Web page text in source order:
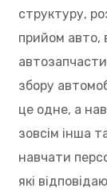
структуру,
прийом авто,
збору
це одне, а
зовсім інша
навчати
які